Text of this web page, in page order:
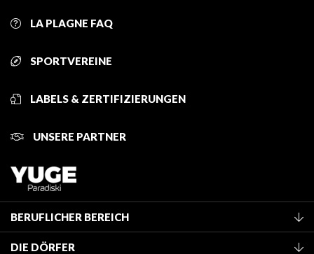
LA PLAGNE FAQ
SPORTVEREINE
LABELS & ZERTIFIZIERUNGEN
UNSERE PARTNER
BERUFLICHER BEREICH
Mitglied des Fremdenverkehrsamtes werden
DIE DÖRFER